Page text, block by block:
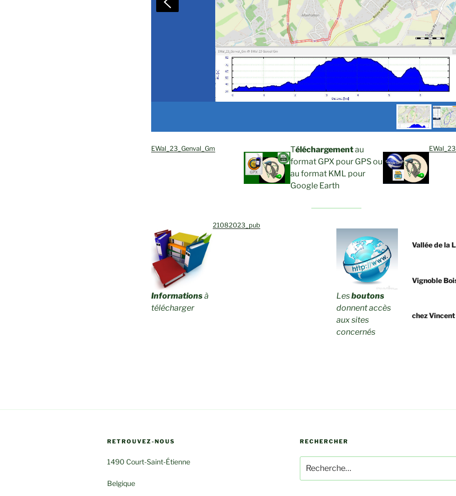
EWal_23_Genval_Gm Téléchargementau
format GPX pour GPS ou
au format KML pour
Google Earth
Informations à
télécharger
21082023_pub
Lesboutons
donnent accès
aux sites
concernés
Vallée de la
Vignoble
chez Vincent
RETROUVEZ-NOUS
1490 Court-Saint-Étienne
Belgique
RECHERCHER
pour
: